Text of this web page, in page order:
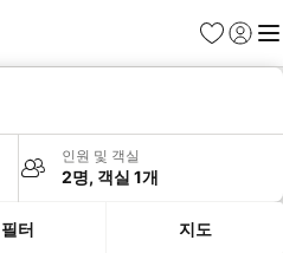
즐겨찾기
로그인
메
인원 및 객실
2명, 객실 1개
필터 지도